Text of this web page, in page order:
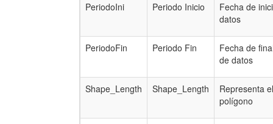
PeriodoIni Periodo Inicio
Fecha de
datos
PeriodoFin Periodo Fin
Fecha de
de datos
Shape_Length Shape_Length
Representa
polígono